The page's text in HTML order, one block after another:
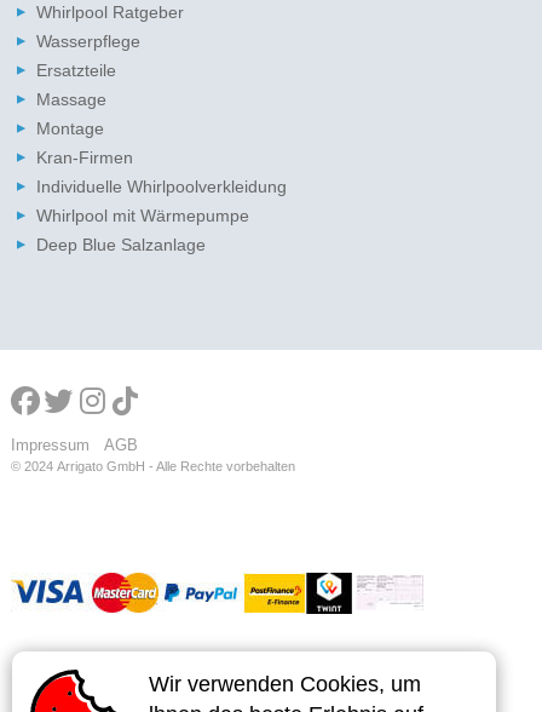
Wir verwenden Cookies, um
Wir verwenden Cookies, um
Whirlpool Ratgeber
Wasserpflege
Ersatzteile
Massage
Montage
Kran-Firmen
Individuelle Whirlpoolverkleidung
Whirlpool mit Wärmepumpe
Deep Blue Salzanlage
Impressum AGB
© 2024 Arrigato GmbH - Alle Rechte vorbehalten